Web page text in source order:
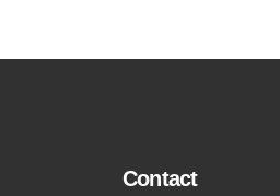
Contact